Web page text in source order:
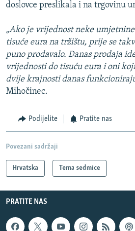
doslovce preslikala i na trgovinu
„Ako je vrijednost neke
tisuće eura na tržištu, prije se
puno prodavalo. Danas prodaja
vrijednosti do tisuću eura i oni
dvije krajnosti danas
Mihočinec.
Podijelite Pratite nas
Povezani sadržaji
Hrvatska Tema sedmice
PRATITE NAS